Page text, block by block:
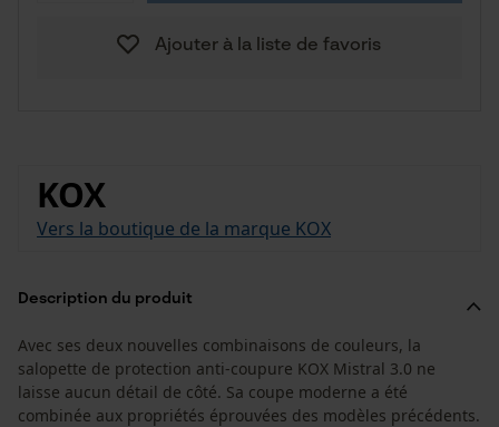
Ajouter à la liste de favoris
KOX
Vers la boutique de la marque KOX
Description du produit
Avec ses deux nouvelles combinaisons de couleurs, la
salopette de protection anti-coupure KOX Mistral 3.0 ne
laisse aucun détail de côté. Sa coupe moderne a été
combinée aux propriétés éprouvées des modèles précédents.